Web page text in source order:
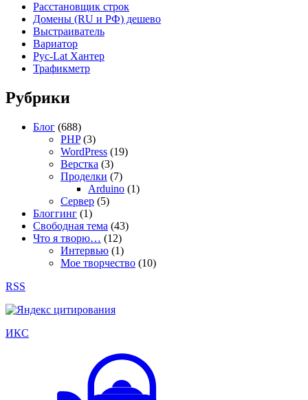
Расстановщик строк
Домены (RU и РФ) дешево
Выстраиватель
Вариатор
Рус-Lat Хантер
Трафикметр
Рубрики
Блог (688)
PHP(3)
WordPress (19)
Верстка (3)
Проделки (7)
Arduino (1)
Сервер (5)
Блоггинг (1)
Свободная тема (43)
Что я творю… (12)
Интервью (1)
Мое творчество (10)
RSS
ИКС